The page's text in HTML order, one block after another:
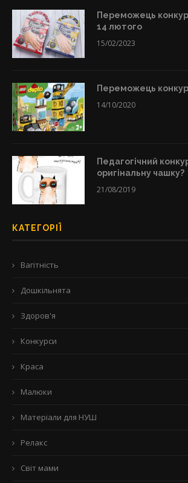
Переможець
14 лютого
15/02/2023
Переможець
14/10/2020
Педагогічний
оригінальну чашку?
21/08/2019
КАТЕГОРІЇ
Вагітність
Дошкільнята
Здоров'я
Конкурси
Краса
Малюки
Матеріали для НУШ
Релакс
Світ мами